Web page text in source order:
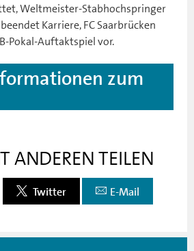
Weltmeister-Stabhochspringer
Karriere, FC Saarbrücken
Pokal-Auftaktspiel vor.
zum
ANDEREN TEILEN
Twitter E-Mail